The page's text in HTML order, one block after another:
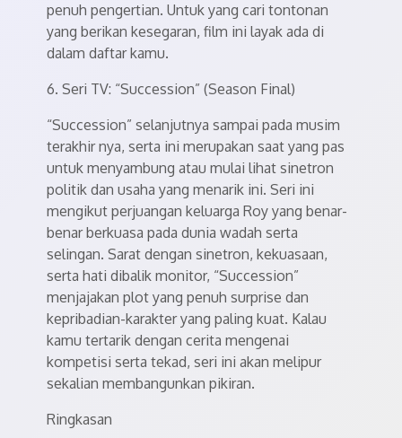
penuh pengertian. Untuk yang cari tontonan
yang berikan kesegaran, film ini layak ada di
dalam daftar kamu.
6. Seri TV: “Succession” (Season Final)
“Succession” selanjutnya sampai pada musim
terakhir nya, serta ini merupakan saat yang pas
untuk menyambung atau mulai lihat sinetron
politik dan usaha yang menarik ini. Seri ini
mengikut perjuangan keluarga Roy yang benar-
benar berkuasa pada dunia wadah serta
selingan. Sarat dengan sinetron, kekuasaan,
serta hati dibalik monitor, “Succession”
menjajakan plot yang penuh surprise dan
kepribadian-karakter yang paling kuat. Kalau
kamu tertarik dengan cerita mengenai
kompetisi serta tekad, seri ini akan melipur
sekalian membangunkan pikiran.
Ringkasan